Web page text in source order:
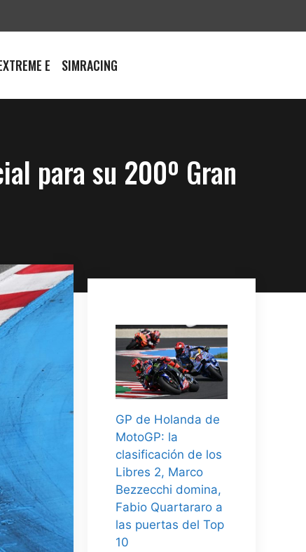
E SIMRACING
para su 200º Gran
GP de Holanda de
MotoGP: la
clasificación de los
Libres 2, Marco
Bezzecchi domina,
Fabio Quartararo a
las puertas del Top
10